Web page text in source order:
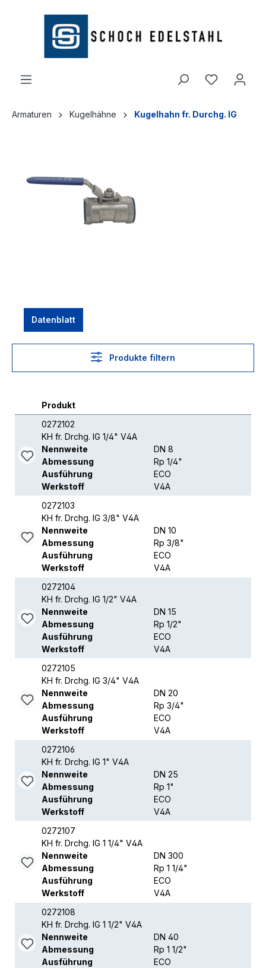
springen
Armaturen Kugelhähne Kugelhahn fr. Durchg. IG
Datenblatt
Produkte filtern
Produkt
0272102
KH fr. Drchg. IG 1/4" V4A
Nennweite
DN 8
Abmessung
Rp 1/4"
Ausführung
ECO
Werkstoff
V4A
0272103
KH fr. Drchg. IG 3/8" V4A
Nennweite
DN 10
Abmessung
Rp 3/8"
Ausführung
ECO
Werkstoff
V4A
0272104
KH fr. Drchg. IG 1/2" V4A
Nennweite
DN 15
Abmessung
Rp 1/2"
Ausführung
ECO
Werkstoff
V4A
0272105
KH fr. Drchg. IG 3/4" V4A
Nennweite
DN 20
Abmessung
Rp 3/4"
Ausführung
ECO
Werkstoff
V4A
0272106
KH fr. Drchg. IG 1" V4A
Nennweite
DN 25
Abmessung
Rp 1"
Ausführung
ECO
Werkstoff
V4A
0272107
KH fr. Drchg. IG 1 1/4" V4A
Nennweite
DN 300
Abmessung
Rp 1 1/4"
Ausführung
ECO
Werkstoff
V4A
0272108
KH fr. Drchg. IG 1 1/2" V4A
Nennweite
DN 40
Abmessung
Rp 1 1/2"
Ausführung
ECO